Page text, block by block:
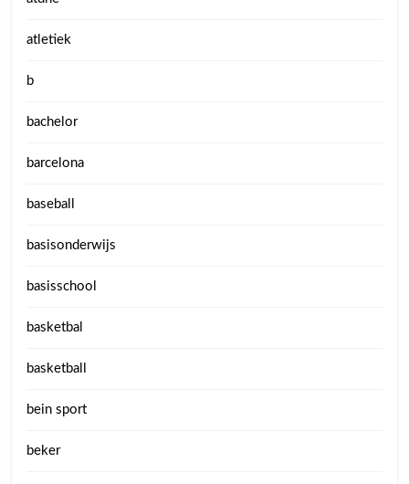
atletiek
b
bachelor
barcelona
baseball
basisonderwijs
basisschool
basketbal
basketball
bein sport
beker